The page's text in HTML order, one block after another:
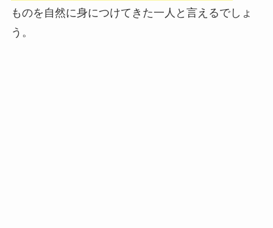
ものを自然に身につけてきた一人と言えるでしょ
う。